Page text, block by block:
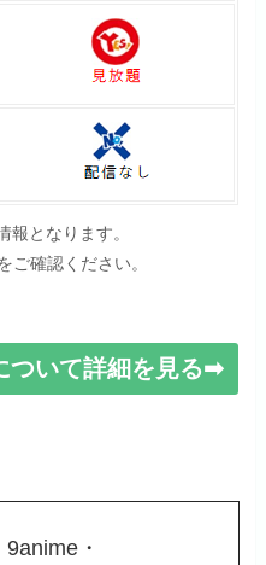
報となります。
ご確認ください。
ついて詳細を見る➡
・